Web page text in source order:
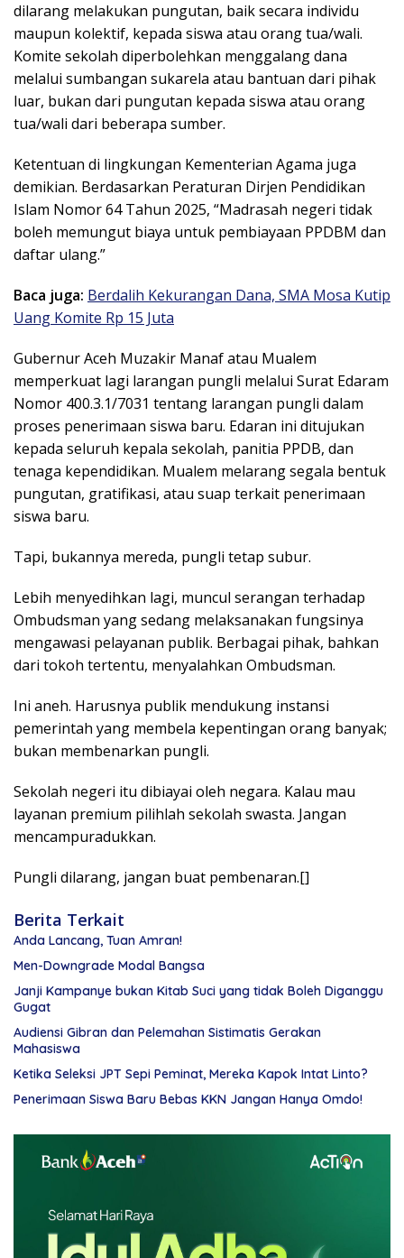
dilarang melakukan pungutan, baik secara individu
maupun kolektif, kepada siswa atau orang tua/wali.
Komite sekolah diperbolehkan menggalang dana
melalui sumbangan sukarela atau bantuan dari pihak
luar, bukan dari pungutan kepada siswa atau orang
tua/wali dari beberapa sumber.
Ketentuan di lingkungan Kementerian Agama juga
demikian. Berdasarkan Peraturan Dirjen Pendidikan
Islam Nomor 64 Tahun 2025, “Madrasah negeri tidak
boleh memungut biaya untuk pembiayaan PPDBM dan
daftar ulang.”
Baca juga: Berdalih Kekurangan Dana, SMA Mosa Kutip
Uang Komite Rp 15 Juta
Gubernur Aceh Muzakir Manaf atau Mualem
memperkuat lagi larangan pungli melalui Surat Edaram
Nomor 400.3.1/7031 tentang larangan pungli dalam
proses penerimaan siswa baru. Edaran ini ditujukan
kepada seluruh kepala sekolah, panitia PPDB, dan
tenaga kependidikan. Mualem melarang segala bentuk
pungutan, gratifikasi, atau suap terkait penerimaan
siswa baru.
Tapi, bukannya mereda, pungli tetap subur.
Lebih menyedihkan lagi, muncul serangan terhadap
Ombudsman yang sedang melaksanakan fungsinya
mengawasi pelayanan publik. Berbagai pihak, bahkan
dari tokoh tertentu, menyalahkan Ombudsman.
Ini aneh. Harusnya publik mendukung instansi
pemerintah yang membela kepentingan orang banyak;
bukan membenarkan pungli.
Sekolah negeri itu dibiayai oleh negara. Kalau mau
layanan premium pilihlah sekolah swasta. Jangan
mencampuradukkan.
Pungli dilarang, jangan buat pembenaran.[]
Berita Terkait
Anda Lancang, Tuan Amran!
Men-Downgrade Modal Bangsa
Janji Kampanye bukan Kitab Suci yang tidak Boleh Diganggu
Gugat
Audiensi Gibran dan Pelemahan Sistimatis Gerakan
Mahasiswa
Ketika Seleksi JPT Sepi Peminat, Mereka Kapok Intat Linto?
Penerimaan Siswa Baru Bebas KKN Jangan Hanya Omdo!